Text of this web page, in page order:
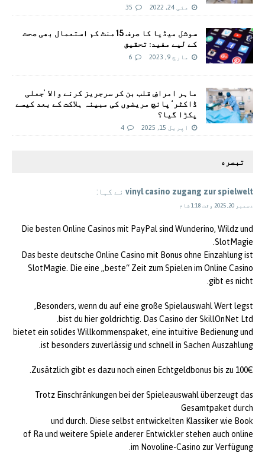
مئی 24, 2022 35
سوشل میڈیا کا صرف 15 منٹ کم استعمال بھی صحت
کے لیے مفید: تحقیق
مارچ 9, 2023 6
ماہر امراضِ قلب بن کر سرجریز کرنے والا ’جعلی
ڈاکٹر‘ پانچ مریضوں کی مبینہ ہلاکت کے بعد کیسے
پکڑا گیا؟
اپریل 15, 2025 4
تبصره
vinyl casino zugang zur spielwelt نے کہا:
دسمبر 20, 2025 وقت 1:18 شام
Die besten Online Casinos mit PayPal sind Wunderino, Wildz und
SlotMagie.
Das beste deutsche Online Casino mit Bonus ohne Einzahlung ist
SlotMagie. Die eine „beste“ Zeit zum Spielen im Online Casino
gibt es nicht.
Besonders, wenn du auf eine große Spielauswahl Wert legst,
bist du hier goldrichtig. Das Casino der SkillOnNet Ltd.
bietet ein solides Willkommenspaket, eine intuitive Bedienung und
ist besonders zuverlässig und schnell in Sachen Auszahlung.
Zusätzlich gibt es dazu noch einen Echtgeldbonus bis zu 100€.
Trotz Einschränkungen bei der Spieleauswahl überzeugt das
Gesamtpaket durch
und durch. Diese selbst entwickelten Klassiker wie Book
of Ra und weitere Spiele anderer Entwickler stehen auch online
im Novoline-Casino zur Verfügung.